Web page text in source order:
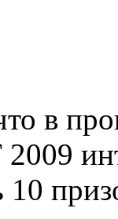
в
10